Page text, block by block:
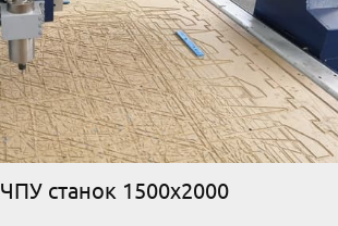
ЧПУ станок 1500х2000